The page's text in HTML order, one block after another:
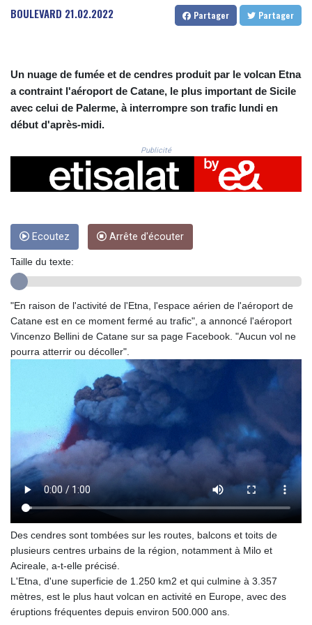
CRC 525.509359
CUC 1.156136
DJF 205.46888
DKK 7.477932
DOP 67.345355
ERN 17.342035
ETB 184.982115
FJD 2.553384
GEL 3.017966
GGP 0.8566
GIP 0.8566
GNF 10145.090599
GTQ 8.820142
GYD 241.849406
HNL 31.077375
HRK 7.536622
HTG 151.150865
HUF 363.096405
ILS 3.468234
IMP 0.8566
INR 109.992259
IQD 1515.115748
IRR
1590322.371805
ISK 142.598215
JEP 0.8566
JOD 0.819746
JPY 182.445186
KES 148.887592
BOULEVARD 21.02.2022 Partager Partager
Un nuage de fumée et de cendres produit par le volcan Etna
a contraint l'aéroport de Catane, le plus important de Sicile
avec celui de Palerme, à interrompre son trafic lundi en
début d'après-midi.
Publicité
Ecoutez Arrête d'écouter
Taille du texte:
"En raison de l'activité de l'Etna, l'espace aérien de l'aéroport de
Catane est en ce moment fermé au trafic", a annoncé l'aéroport
Vincenzo Bellini de Catane sur sa page Facebook. "Aucun vol ne
pourra atterrir ou décoller".
Des cendres sont tombées sur les routes, balcons et toits de
plusieurs centres urbains de la région, notamment à Milo et
Acireale, a-t-elle précisé.
L'Etna, d'une superficie de 1.250 km2 et qui culmine à 3.357
mètres, est le plus haut volcan en activité en Europe, avec des
éruptions fréquentes depuis environ 500.000 ans.